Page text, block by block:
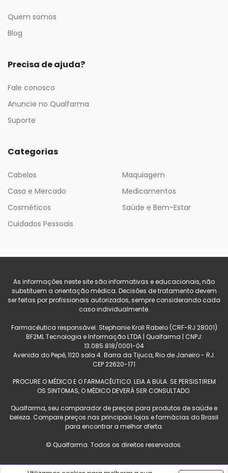
Quem somos
Blog
Precisa de ajuda?
Fale conosco
Anuncie no Qualfarma
Suporte
Categorias
Cabelos
Casa e Mercado
Cosméticos
Cuidados Pessoais
Maquiagem
Medicamentos
Saúde e Bem-Estar
As informações neste site são informativas e educacionais, não
substituem a orientação médica. Decisões de tratamento devem
ser feitas por profissionais autorizados, sempre considerando cada
caso individualmente.
Farmacêutica responsável: Stephanie Kroll Rabelo (CRF-RJ 28001)
BF2ML Tecnologia e Informação LTDA | Qualfarma | CNPJ:
13.085.818/0001-04
Avenida do Pepê, 1120 sala 4. Barra da Tijuca, Rio de Janeiro - RJ.
CEP 22620-171
PROCURE O MÉDICO E O FARMACÊUTICO. LEIA A BULA. SE PERSISTIREM
OS SINTOMAS, O MÉDICO DEVERÁ SER CONSULTADO.
Qualfarma, seu comparador de preços para produtos de saúde e
beleza. Compare preços nas principais lojas e farmácias do Brasil
para encontrar a melhor oferta.
© Qualfarma. Todos os direitos reservados.